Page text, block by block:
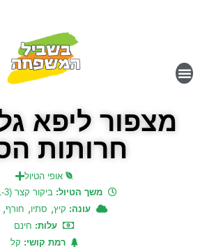
מצפור ליפא
חרותות
אופי הטיול
משך הטיול: ביקור קצר (1-3 שעות)
עונה: קיץ, סתיו, חורף,
עלות: חינם
רמת קושי: קל